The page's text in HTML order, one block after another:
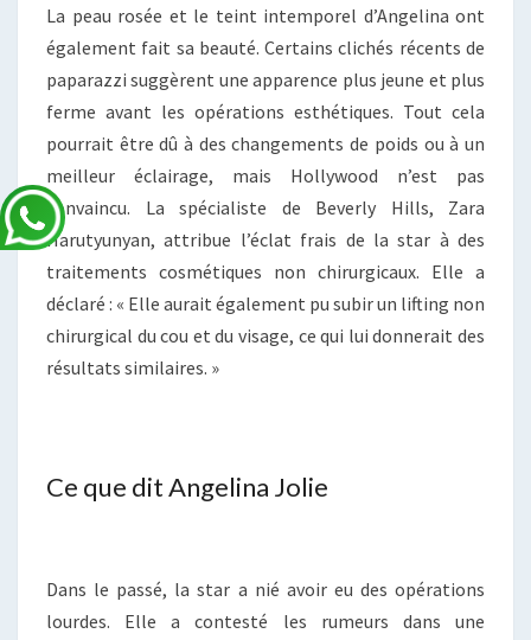
La peau rosée et le teint intemporel d’Angelina ont
également fait sa beauté. Certains clichés récents de
paparazzi suggèrent une apparence plus jeune et plus
ferme avant les opérations esthétiques. Tout cela
pourrait être dû à des changements de poids ou à un
meilleur éclairage, mais Hollywood n’est pas
convaincu. La spécialiste de Beverly Hills, Zara
Harutyunyan, attribue l’éclat frais de la star à des
traitements cosmétiques non chirurgicaux. Elle a
déclaré : « Elle aurait également pu subir un lifting non
chirurgical du cou et du visage, ce qui lui donnerait des
résultats similaires. »
Ce que dit Angelina Jolie
Dans le passé, la star a nié avoir eu des opérations
lourdes. Elle a contesté les rumeurs dans une